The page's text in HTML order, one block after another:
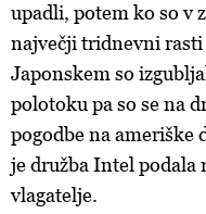
upadli, potem ko so v
največji tridnevni rasti
Japonskem so
polotoku pa so se na
pogodbe na ameriške
je družba Intel podala
vlagatelje.